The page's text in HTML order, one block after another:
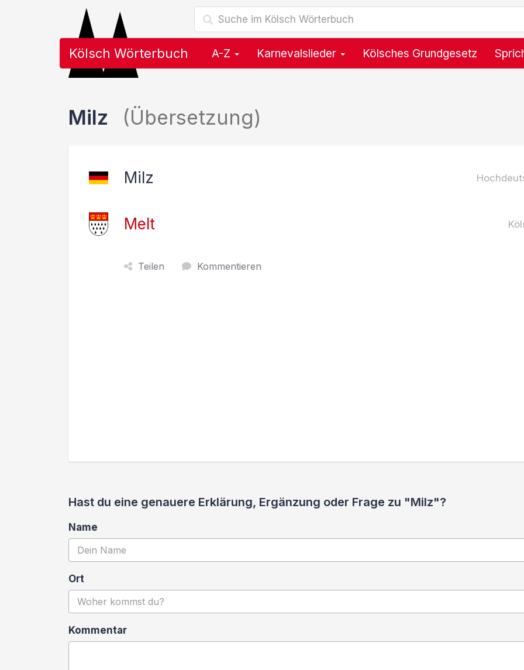
Kölsch Wörterbuch A-Z Karnevalslieder Kölsches Grundgesetz
Milz (Übersetzung)
Milz
Melt
Teilen Kommentieren
Hast du eine genauere Erklärung, Ergänzung oder Frage zu "Milz"?
Name
Ort
Kommentar